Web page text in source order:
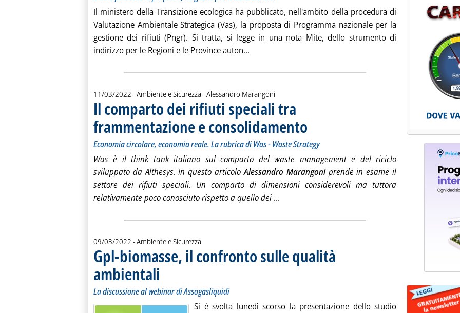
Il ministero della Transizione ecologica ha pubblicato, nell'ambito della procedura di
Valutazione Ambientale Strategica (Vas), la proposta di Programma nazionale per la
gestione dei rifiuti (Pngr). Si tratta, si legge in una nota Mite, dello strumento di
indirizzo per le Regioni e le Province auton... Leggi tutta la notizia: 'Ecco il Programma nazionale per
11/03/2022 - Ambiente e Sicurezza -di:
Alessandro Marangoni
Il comparto dei rifiuti speciali tra
frammentazione e consolidamento . Sottotitolo: Economia circolare, economia reale. La rubrica
Economia circolare, economia reale. La rubrica di Was - Waste Strategy
Was è il think tank italiano sul comparto del waste management e del riciclo
sviluppato da Althesys. In questo articoloAlessandro Marangoni prende in esame il
settore dei rifiuti speciali. Un comparto di dimensioni considerevoli ma tuttora
relativamente poco conosciuto rispetto a quello dei ... Leggi tutta la notizia: 'Il comparto dei rifiuti
09/03/2022 - Ambiente e Sicurezza
Gpl-biomasse, il confronto sulle qualità
ambientali
La discussione al webinar di Assogasliquidi
Si è svolta lunedì scorso la presentazione dello studio